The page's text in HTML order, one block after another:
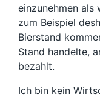
einzunehmen als
zum Beispiel
Bierstand
Stand handelte,
bezahlt.
Ich bin kein